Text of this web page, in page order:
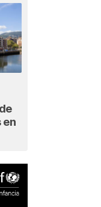
en